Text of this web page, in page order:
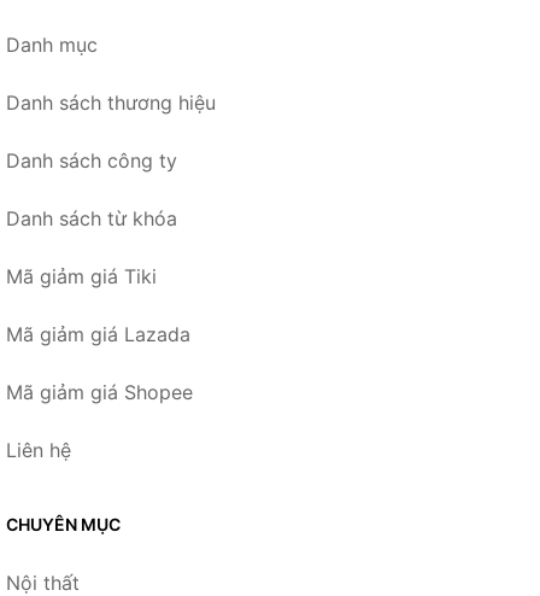
Danh mục
Danh sách thương hiệu
Danh sách công ty
Danh sách từ khóa
Mã giảm giá Tiki
Mã giảm giá Lazada
Mã giảm giá Shopee
Liên hệ
CHUYÊN MỤC
Nội thất